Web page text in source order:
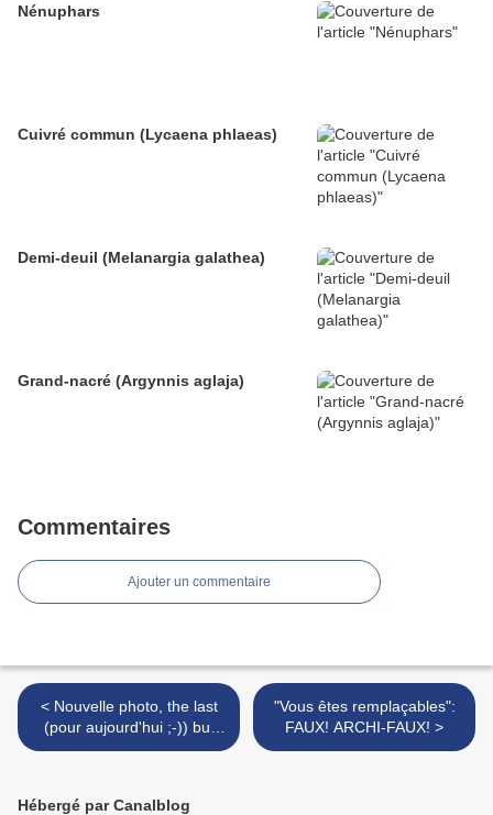
Nénuphars
Cuivré commun (Lycaena phlaeas)
Demi-deuil (Melanargia galathea)
Grand-nacré (Argynnis aglaja)
Commentaires
Ajouter un commentaire
< Nouvelle photo, the last
(pour aujourd'hui ;-)) but
not the least!
"Vous êtes remplaçables":
FAUX! ARCHI-FAUX! >
Hébergé par Canalblog